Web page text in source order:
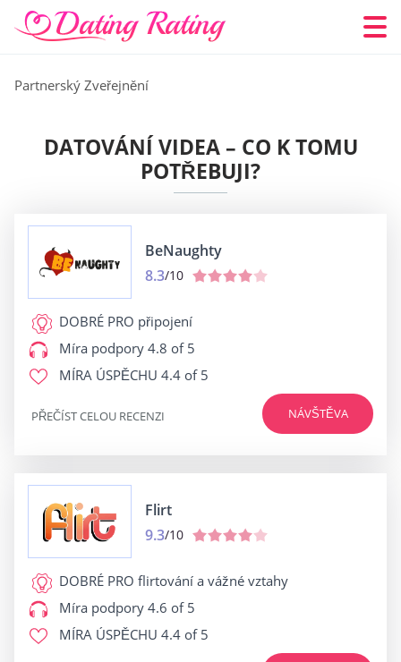
Partnerský Zveřejnění
DATOVÁNÍ VIDEA – CO K TOMU
POTŘEBUJI?
BeNaughty
8.3/10
DOBRÉ PRO připojení
Míra podpory 4.8 of 5
MÍRA ÚSPĚCHU 4.4 of 5
NÁVŠTĚVA
PŘEČÍST CELOU RECENZI
Flirt
9.3/10
DOBRÉ PRO flirtování a vážné vztahy
Míra podpory 4.6 of 5
MÍRA ÚSPĚCHU 4.4 of 5